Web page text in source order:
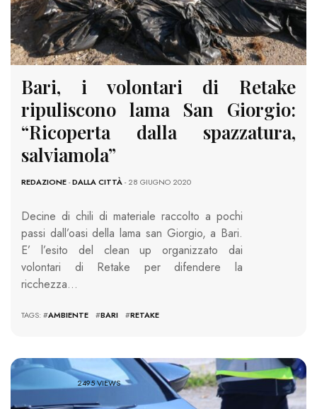
Bari, i volontari di Retake
ripuliscono lama San Giorgio:
“Ricoperta dalla spazzatura,
salviamola”
REDAZIONE-DALLA CITTÀ- 28 GIUGNO 2020
Decine di chili di materiale raccolto a pochi
passi dall’oasi della lama san Giorgio, a Bari.
E’ l’esito del clean up organizzato dai
volontari di Retake per difendere la
ricchezza…
TAGS: #AMBIENTE #BARI #RETAKE
2495 VIEWS